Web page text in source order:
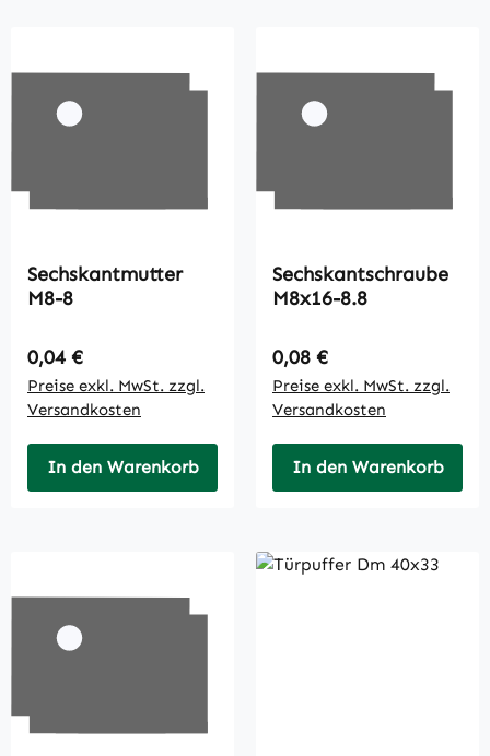
Sechskantmutter
M8-8
Regulärer Preis:
0,04 €
Preise exkl. MwSt. zzgl.
Versandkosten
In den Warenkorb
Sechskantschraube
M8x16-8.8
Regulärer Preis:
0,08 €
Preise exkl. MwSt. zzgl.
Versandkosten
In den Warenkorb